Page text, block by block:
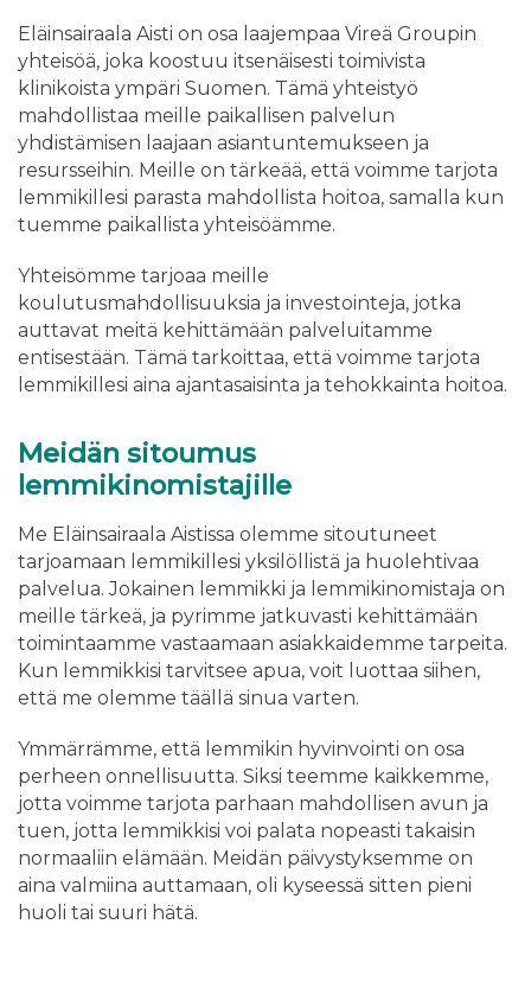
Eläinsairaala Aisti on osa laajempaa Vireä Groupin
yhteisöä, joka koostuu itsenäisesti toimivista
klinikoista ympäri Suomen. Tämä yhteistyö
mahdollistaa meille paikallisen palvelun
yhdistämisen laajaan asiantuntemukseen ja
resursseihin. Meille on tärkeää, että voimme tarjota
lemmikillesi parasta mahdollista hoitoa, samalla kun
tuemme paikallista yhteisöämme.
Yhteisömme tarjoaa meille
koulutusmahdollisuuksia ja investointeja, jotka
auttavat meitä kehittämään palveluitamme
entisestään. Tämä tarkoittaa, että voimme tarjota
lemmikillesi aina ajantasaisinta ja tehokkainta hoitoa.
Meidän sitoumus
lemmikinomistajille
Me Eläinsairaala Aistissa olemme sitoutuneet
tarjoamaan lemmikillesi yksilöllistä ja huolehtivaa
palvelua. Jokainen lemmikki ja lemmikinomistaja on
meille tärkeä, ja pyrimme jatkuvasti kehittämään
toimintaamme vastaamaan asiakkaidemme tarpeita.
Kun lemmikkisi tarvitsee apua, voit luottaa siihen,
että me olemme täällä sinua varten.
Ymmärrämme, että lemmikin hyvinvointi on osa
perheen onnellisuutta. Siksi teemme kaikkemme,
jotta voimme tarjota parhaan mahdollisen avun ja
tuen, jotta lemmikkisi voi palata nopeasti takaisin
normaaliin elämään. Meidän päivystyksemme on
aina valmiina auttamaan, oli kyseessä sitten pieni
huoli tai suuri hätä.